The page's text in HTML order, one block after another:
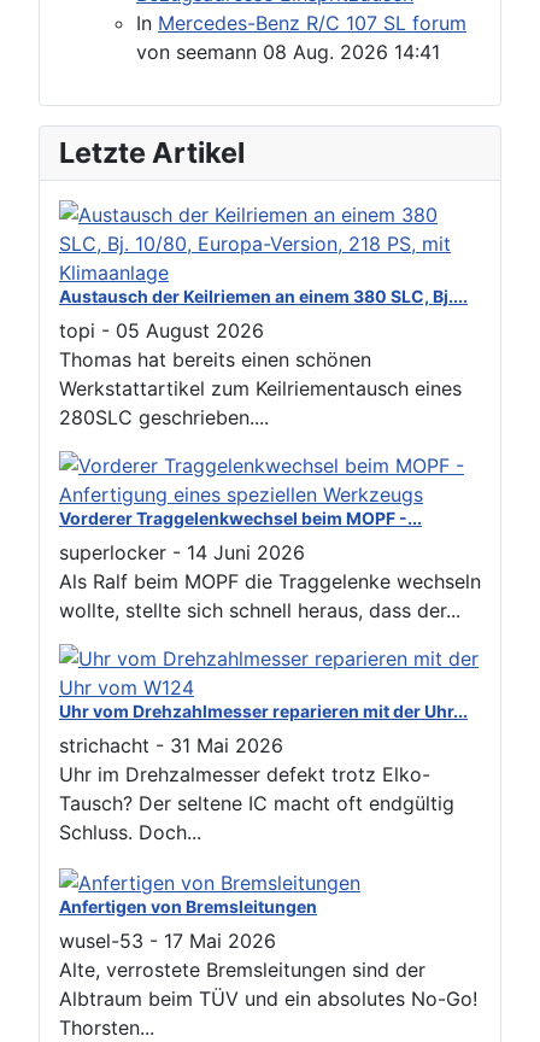
In Mercedes-Benz R/C 107 SL forum
von seemann 08 Aug. 2026 14:41
Letzte Artikel
Austausch der Keilriemen an einem 380 SLC, Bj....
topi - 05 August 2026
Thomas hat bereits einen schönen
Werkstattartikel zum Keilriementausch eines
280SLC geschrieben....
Vorderer Traggelenkwechsel beim MOPF -...
superlocker - 14 Juni 2026
Als Ralf beim MOPF die Traggelenke wechseln
wollte, stellte sich schnell heraus, dass der...
Uhr vom Drehzahlmesser reparieren mit der Uhr...
strichacht - 31 Mai 2026
Uhr im Drehzalmesser defekt trotz Elko-
Tausch? Der seltene IC macht oft endgültig
Schluss. Doch...
Anfertigen von Bremsleitungen
wusel-53 - 17 Mai 2026
Alte, verrostete Bremsleitungen sind der
Albtraum beim TÜV und ein absolutes No-Go!
Thorsten...